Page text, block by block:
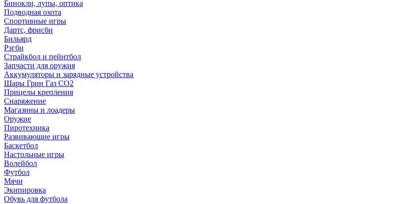
Бинокли, лупы, оптика
Подводная охота
Спортивные игры
Дартс, фрисби
Бильярд
Рэгби
Страйкбол и пейнтбол
Запчасти для оружия
Аккумуляторы и зарядные устройства
Шары Грин Газ СО2
Прицелы крепления
Снаряжение
Магазины и лоадеры
Оружие
Пиротехника
Развивающие игры
Баскетбол
Настольные игры
Волейбол
Футбол
Мячи
Экипировка
Обувь для футбола